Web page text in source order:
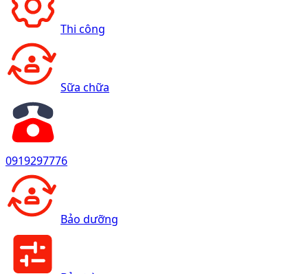
Thi công
Sữa chữa
0919297776
Bảo dưỡng